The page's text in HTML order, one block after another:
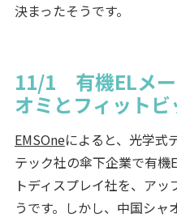
決まったそうです。
11/1 有機ELメー
オミとフィット
EMSOneによると、光学式
テック社の傘下企業で有機
トディスプレイ社を、ア
うです。しかし、中国シ